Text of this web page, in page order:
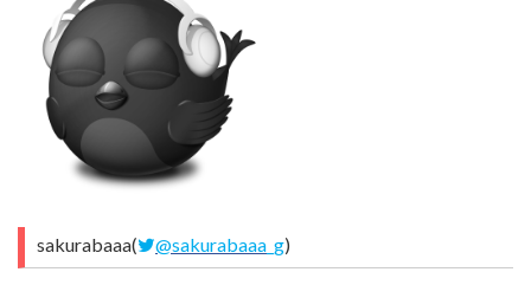
sakurabaaa( @sakurabaaa_g)